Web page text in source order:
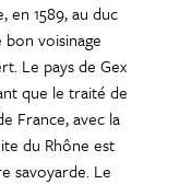
en 1589, au duc
voisinage
Le pays de Gex
que le traité de
France, avec la
du Rhône est
savoyarde. Le